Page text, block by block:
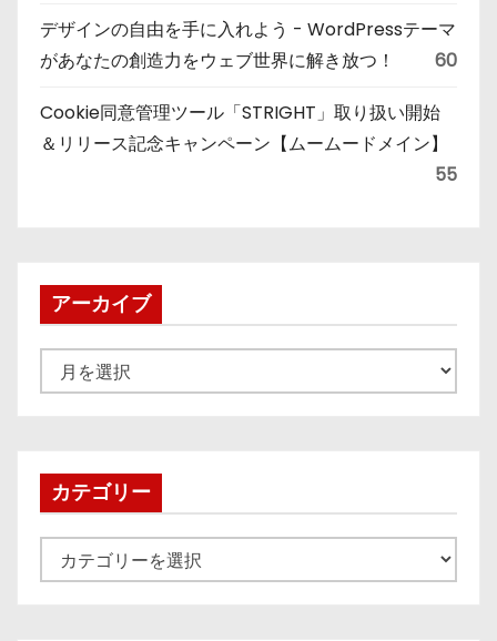
デザインの自由を手に入れよう - WordPressテーマ
があなたの創造力をウェブ世界に解き放つ！
60
Cookie同意管理ツール「STRIGHT」取り扱い開始
＆リリース記念キャンペーン【ムームードメイン】
55
アーカイブ
ー
ブカテゴリー
テ